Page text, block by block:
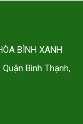
BÌNH XANH
Bình Thạnh,